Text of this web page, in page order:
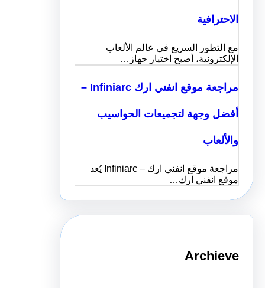
الاحترافية
مع التطور السريع في عالم الألعاب
الإلكترونية، أصبح اختيار جهاز…
مراجعة موقع انفني ارك Infiniarc –
أفضل وجهة لتجميعات الحواسيب
والألعاب
مراجعة موقع انفني ارك – Infiniarc يُعد
موقع انفني ارك…
Archieve